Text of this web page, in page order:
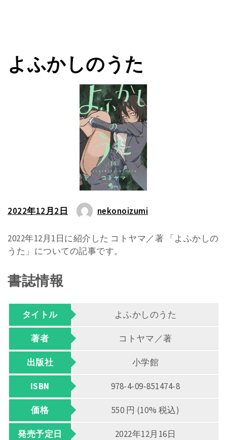
よふかしのうた
2022年12月2日 nekonoizumi
2022年12月1日に紹介した コトヤマ／著 「よふかしの
うた」についての記事です。
書誌情報
タイトル よふかしのうた
著者 コトヤマ／著
出版社 小学館
ISBN 978-4-09-851474-8
価格 550 円 (10% 税込)
発売予定日 2022年12月16日